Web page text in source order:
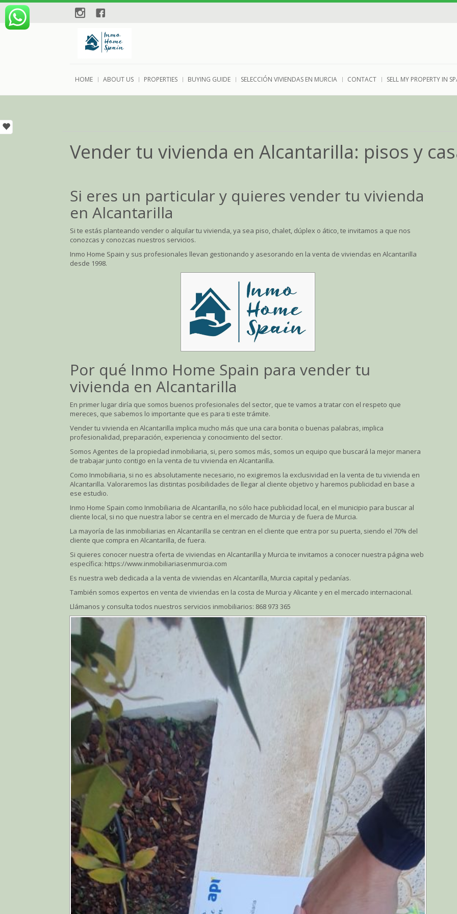
HOME ABOUT US PROPERTIES BUYING GUIDE SELECCIÓN VIVIENDAS EN MURCIA CONTACT SELL MY PROPERTY IN
Vender tu vivienda en Alcantarilla: pisos y
Si eres un particular y quieres vender tu vivienda
en Alcantarilla
Si te estás planteando vender o alquilar tu vivienda, ya sea piso, chalet, dúplex o ático, te invitamos a que nos
conozcas y conozcas nuestros servicios.
Inmo Home Spain y sus profesionales llevan gestionando y asesorando en la venta de viviendas en Alcantarilla
desde 1998.
Por qué Inmo Home Spain para vender tu
vivienda en Alcantarilla
En primer lugar diría que somos buenos profesionales del sector, que te vamos a tratar con el respeto que
mereces, que sabemos lo importante que es para ti este trámite.
Vender tu vivienda en Alcantarilla implica mucho más que una cara bonita o buenas palabras, implica
profesionalidad, preparación, experiencia y conocimiento del sector.
Somos Agentes de la propiedad inmobiliaria, si, pero somos más, somos un equipo que buscará la mejor manera
de trabajar junto contigo en la venta de tu vivienda en Alcantarilla.
Como Inmobiliaria, si no es absolutamente necesario, no exigiremos la exclusividad en la venta de tu vivienda en
Alcantarilla. Valoraremos las distintas posibilidades de llegar al cliente objetivo y haremos publicidad en base a
ese estudio.
Inmo Home Spain como Inmobiliaria de Alcantarilla, no sólo hace publicidad local, en el municipio para buscar al
cliente local, si no que nuestra labor se centra en el mercado de Murcia y de fuera de Murcia.
La mayoría de las inmobiliarias en Alcantarilla se centran en el cliente que entra por su puerta, siendo el 70% del
cliente que compra en Alcantarilla, de fuera.
Si quieres conocer nuestra oferta de viviendas en Alcantarilla y Murcia te invitamos a conocer nuestra página web
específica: https://www.inmobiliariasenmurcia.com
Es nuestra web dedicada a la venta de viviendas en Alcantarilla, Murcia capital y pedanías.
También somos expertos en venta de viviendas en la costa de Murcia y Alicante y en el mercado internacional.
Llámanos y consulta todos nuestros servicios inmobiliarios: 868 973 365